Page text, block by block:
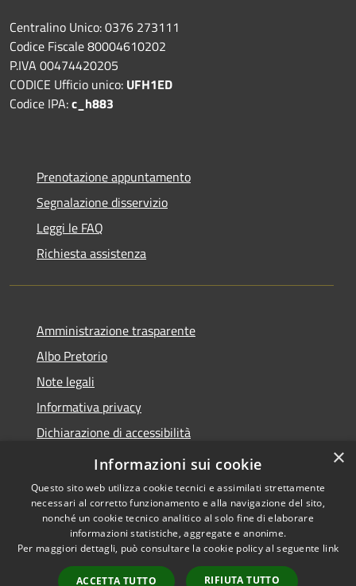
Centralino Unico: 0376 273111
Codice Fiscale 80004610202
P.IVA 00474420205
CODICE Ufficio unico: UFH1ED
Codice IPA:c_h883
Prenotazione appuntamento
Segnalazione disservizio
Leggi le FAQ
Richiesta assistenza
Amministrazione trasparente
Albo Pretorio
Note legali
Informativa privacy
Dichiarazione di accessibilità
Obiettivi di accessibilità
Accessibilità
Copyright © 2026 • Comune di
San Giorgio Bigarello •
Powered byMunicipium
×
Informazioni sui cookie
Questo sito web utilizza cookie tecnici e assimilati strettamente
necessari al corretto funzionamento e alla navigazione del sito,
nonché un cookie tecnico analitico al solo fine di elaborare
informazioni statistiche, aggregate e anonime.
Per maggiori dettagli, può consultare la cookie policy al seguente link
ACCETTA TUTTO RIFIUTA TUTTO